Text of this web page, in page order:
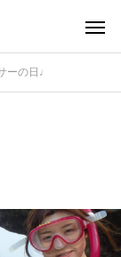
ーの日♩